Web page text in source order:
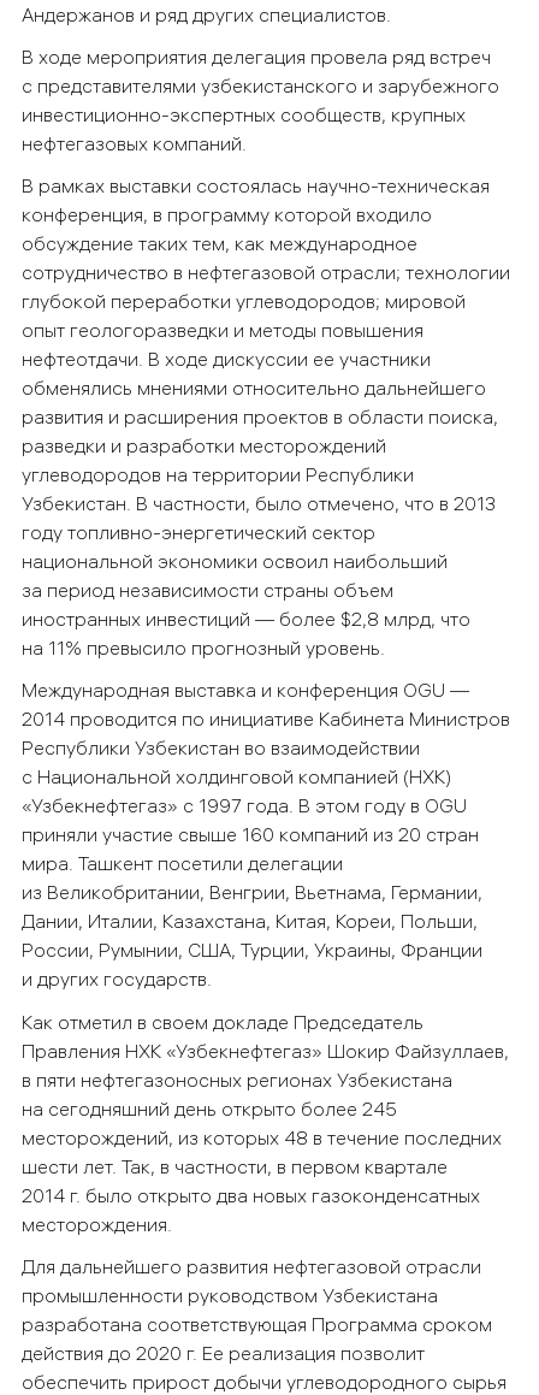
Андержанов и ряд других специалистов.
В ходе мероприятия делегация провела ряд встреч
с представителями узбекистанского и зарубежного
инвестиционно-экспертных сообществ, крупных
нефтегазовых компаний.
В рамках выставки состоялась научно-техническая
конференция, в программу которой входило
обсуждение таких тем, как международное
сотрудничество в нефтегазовой отрасли; технологии
глубокой переработки углеводородов; мировой
опыт геологоразведки и методы повышения
нефтеотдачи. В ходе дискуссии ее участники
обменялись мнениями относительно дальнейшего
развития и расширения проектов в области поиска,
разведки и разработки месторождений
углеводородов на территории Республики
Узбекистан. В частности, было отмечено, что в 2013
году топливно-энергетический сектор
национальной экономики освоил наибольший
за период независимости страны объем
иностранных инвестиций — более $2,8 млрд, что
на 11% превысило прогнозный уровень.
Международная выставка и конференция OGU —
2014 проводится по инициативе Кабинета Министров
Республики Узбекистан во взаимодействии
с Национальной холдинговой компанией (НХК)
«Узбекнефтегаз» с 1997 года. В этом году в OGU
приняли участие свыше 160 компаний из 20 стран
мира. Ташкент посетили делегации
из Великобритании, Венгрии, Вьетнама, Германии,
Дании, Италии, Казахстана, Китая, Кореи, Польши,
России, Румынии, США, Турции, Украины, Франции
и других государств.
Как отметил в своем докладе Председатель
Правления НХК «Узбекнефтегаз» Шокир Файзуллаев,
в пяти нефтегазоносных регионах Узбекистана
на сегодняшний день открыто более 245
месторождений, из которых 48 в течение последних
шести лет. Так, в частности, в первом квартале
2014 г. было открыто два новых газоконденсатных
месторождения.
Для дальнейшего развития нефтегазовой отрасли
промышленности руководством Узбекистана
разработана соответствующая Программа сроком
действия до 2020 г. Ее реализация позволит
обеспечить прирост добычи углеводородного сырья